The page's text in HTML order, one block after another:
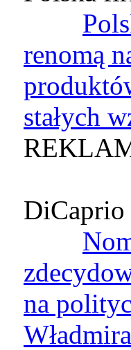
renomą
stałych
na